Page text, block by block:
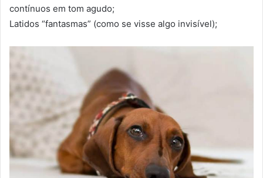
contínuos em tom agudo;
Latidos “fantasmas” (como se visse algo invisível);